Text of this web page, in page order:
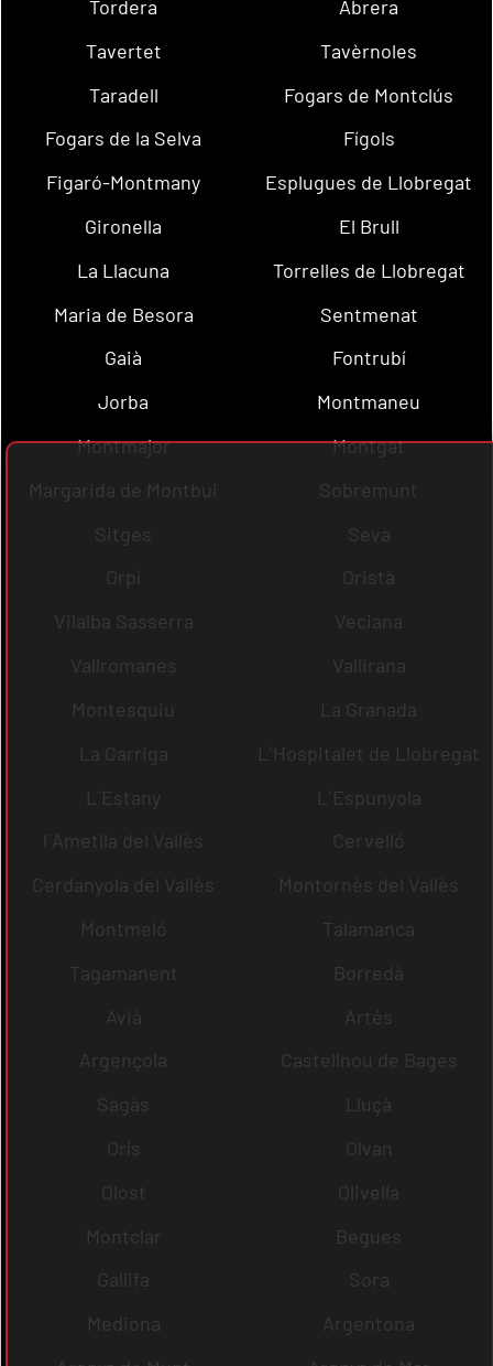
Tordera
Abrera
Tavertet
Tavèrnoles
Taradell
Fogars de Montclús
Fogars de la Selva
Fígols
Figaró-Montmany
Esplugues de Llobregat
Gironella
El Brull
La Llacuna
Torrelles de Llobregat
Maria de Besora
Sentmenat
Gaià
Fontrubí
Jorba
Montmaneu
Montmajor
Montgat
Margarida de Montbui
Sobremunt
Sitges
Seva
Orpí
Oristà
Vilalba Sasserra
Veciana
Vallromanes
Vallirana
Montesquiu
La Granada
La Garriga
L´Hospitalet de Llobregat
L´Estany
L´Espunyola
l´Ametlla del Vallès
Cervelló
Cerdanyola del Vallès
Montornès del Vallès
Montmeló
Talamanca
Tagamanent
Borredà
Avià
Artés
Argençola
Castellnou de Bages
Sagàs
Lluçà
Orís
Olvan
Olost
Olivella
Montclar
Begues
Gallifa
Sora
Mediona
Argentona